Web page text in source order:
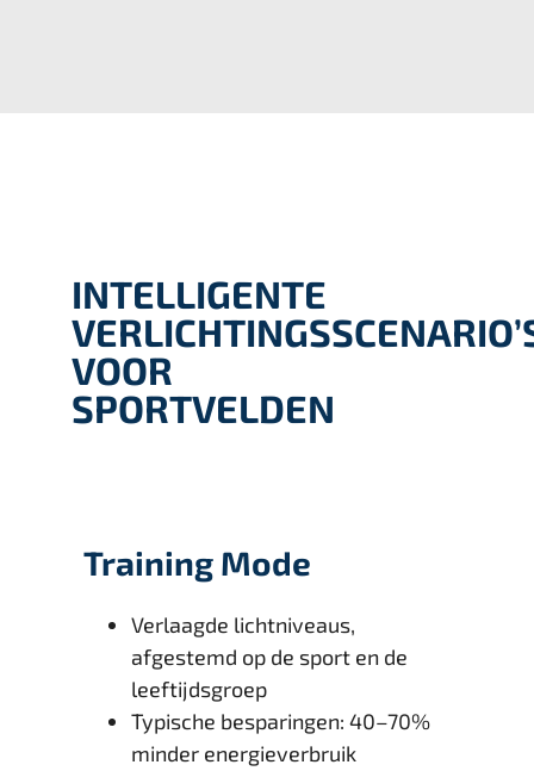
INTELLIGENTE
VOOR
SPORTVELDEN
Training Mode
Verlaagde lichtniveaus,
afgestemd op de sport en de
leeftijdsgroep
Typische besparingen: 40–70%
minder energieverbruik